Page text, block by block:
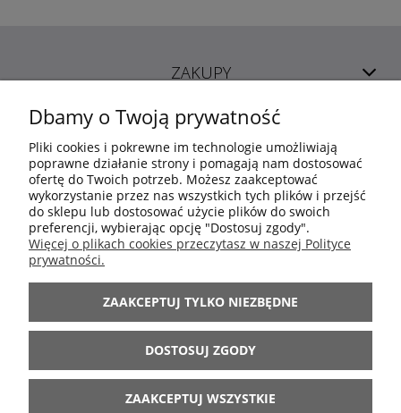
ZAKUPY
POMOC
MOJE KONTO
INFORMACJE
ARANŻACJE
BĄDŹ Z NAMI
Dbamy o Twoją prywatność
Pliki cookies i pokrewne im technologie umożliwiają
poprawne działanie strony i pomagają nam dostosować
ofertę do Twoich potrzeb. Możesz zaakceptować
wykorzystanie przez nas wszystkich tych plików i przejść
do sklepu lub dostosować użycie plików do swoich
preferencji, wybierając opcję "Dostosuj zgody".
Więcej o plikach cookies przeczytasz w naszej Polityce
prywatności.
ZAAKCEPTUJ TYLKO NIEZBĘDNE
DOSTOSUJ ZGODY
ZAAKCEPTUJ WSZYSTKIE